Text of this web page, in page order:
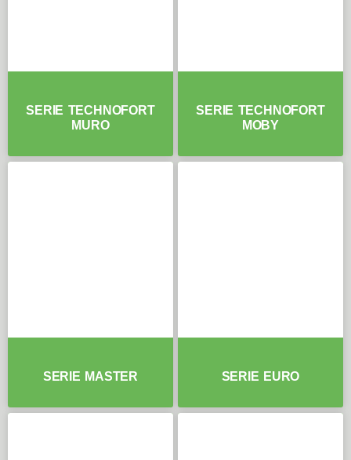
SERIE TECHNOFORT
MURO
SERIE TECHNOFORT
MOBY
SERIE MASTER SERIE EURO